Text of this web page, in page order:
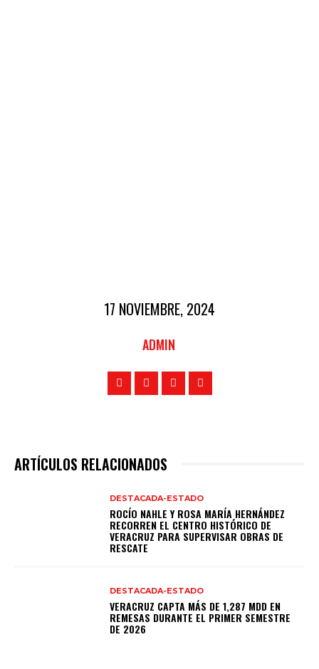
17 NOVIEMBRE, 2024
ADMIN
ARTÍCULOS RELACIONADOS
DESTACADA-ESTADO
ROCÍO NAHLE Y ROSA MARÍA HERNÁNDEZ
RECORREN EL CENTRO HISTÓRICO DE
VERACRUZ PARA SUPERVISAR OBRAS DE
RESCATE
DESTACADA-ESTADO
VERACRUZ CAPTA MÁS DE 1,287 MDD EN
REMESAS DURANTE EL PRIMER SEMESTRE
DE 2026